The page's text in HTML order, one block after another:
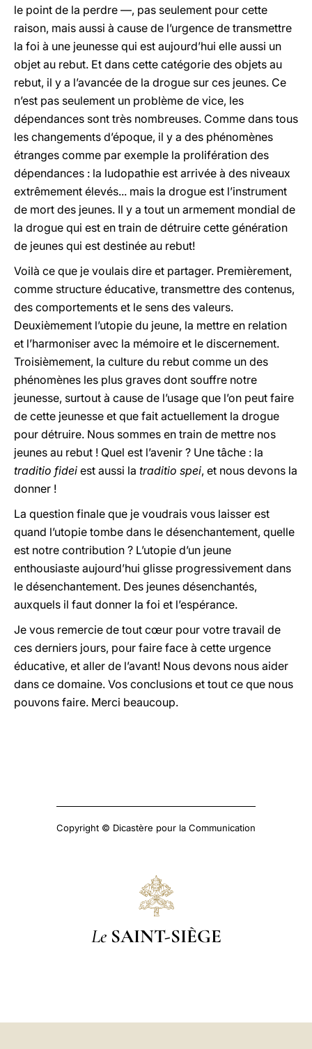
le point de la perdre —, pas seulement pour cette
raison, mais aussi à cause de l’urgence de transmettre
la foi à une jeunesse qui est aujourd’hui elle aussi un
objet au rebut. Et dans cette catégorie des objets au
rebut, il y a l’avancée de la drogue sur ces jeunes. Ce
n’est pas seulement un problème de vice, les
dépendances sont très nombreuses. Comme dans tous
les changements d’époque, il y a des phénomènes
étranges comme par exemple la prolifération des
dépendances : la ludopathie est arrivée à des niveaux
extrêmement élevés... mais la drogue est l’instrument
de mort des jeunes. Il y a tout un armement mondial de
la drogue qui est en train de détruire cette génération
de jeunes qui est destinée au rebut!
Voilà ce que je voulais dire et partager. Premièrement,
comme structure éducative, transmettre des contenus,
des comportements et le sens des valeurs.
Deuxièmement l’utopie du jeune, la mettre en relation
et l’harmoniser avec la mémoire et le discernement.
Troisièmement, la culture du rebut comme un des
phénomènes les plus graves dont souffre notre
jeunesse, surtout à cause de l’usage que l’on peut faire
de cette jeunesse et que fait actuellement la drogue
pour détruire. Nous sommes en train de mettre nos
jeunes au rebut ! Quel est l’avenir ? Une tâche : la
traditio fidei est aussi la traditio spei, et nous devons la
donner !
La question finale que je voudrais vous laisser est
quand l’utopie tombe dans le désenchantement, quelle
est notre contribution ? L’utopie d’un jeune
enthousiaste aujourd’hui glisse progressivement dans
le désenchantement. Des jeunes désenchantés,
auxquels il faut donner la foi et l’espérance.
Je vous remercie de tout cœur pour votre travail de
ces derniers jours, pour faire face à cette urgence
éducative, et aller de l’avant! Nous devons nous aider
dans ce domaine. Vos conclusions et tout ce que nous
pouvons faire. Merci beaucoup.
Copyright © Dicastère pour la Communication
Le SAINT-SIÈGE